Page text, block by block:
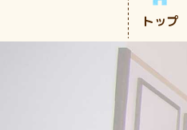
トップ